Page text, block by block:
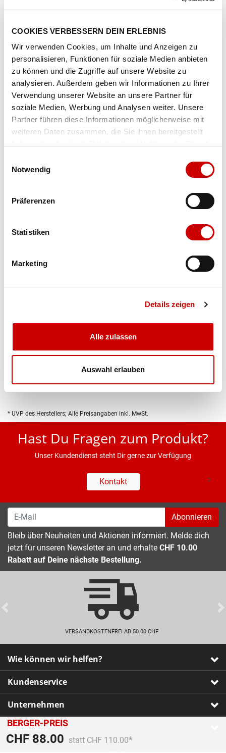
COOKIES VERBESSERN DEIN ERLEBNIS
Wir verwenden Cookies, um Inhalte und Anzeigen zu
personalisieren, Funktionen für soziale Medien anbieten
zu können und die Zugriffe auf unsere Website zu
analysieren. Außerdem geben wir Informationen zu Ihrer
Verwendung unserer Website an unsere Partner für
soziale Medien, Werbung und Analysen weiter. Unsere
Partner führen diese Informationen möglicherweise mit
weiteren Daten zusammen, die Sie ihnen bereitgestellt
Notwendig
Präferenzen
Statistiken
Marketing
Details zeigen
Alle zulassen
Auswahl erlauben
Artikel-Nr.JR7881-cblack-ftwwht-lucred
Farbe cblack/ftwwht/lucred
Verfügbarkeit:
BERGER-PREIS
CHF 88.00 Preis reduziert von
statt CHF 110.00
An
Eigenschaften
* UVP des Herstellers; Alle Preisangaben inkl. MwSt.
Hast Du Fragen zum Produkt?
Unser Kundendienst steht Dir gerne zur Verfügung
Kontakt
Abonnieren
Bleib über Neuheiten und Aktionen informiert. Melde dich
jetzt für unseren Newsletter an und erhalte CHF 10.00
Rabatt auf Deine nächste Bestellung.
VERSANDKOSTENFREI AB 50.00 CHF
Previous
Wie können wir helfen?
Kundenservice
Unternehmen
Zahlarten